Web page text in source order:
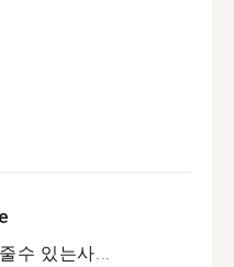
수 있는사...